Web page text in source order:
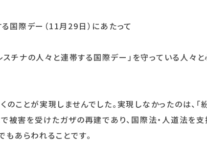
際デー（11月29日）にあたって
チナの人々と連帯する国際デー」を守っている人々
のことが実現しませんでした。実現しなかったのは、
被害を受けたガザの再建であり、国際法・人道法を
あらわれることです。